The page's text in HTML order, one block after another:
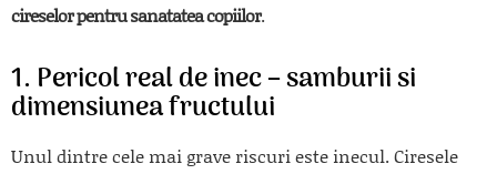
cireselor pentru sanatatea copiilor.
1. Pericol real de inec – samburii si
dimensiunea fructului
Unul dintre cele mai grave riscuri este inecul. Ciresele